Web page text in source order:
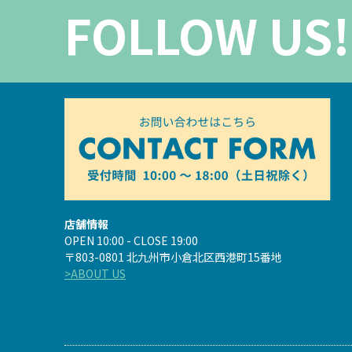
FOLLOW
店舗情報
OPEN 10:00 - CLOSE 19:00
〒803-0801 北九州市小倉北区西港町15番地
>ABOUT US